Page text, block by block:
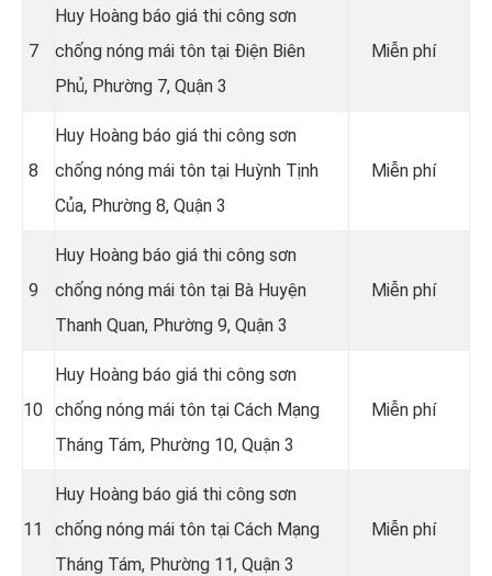
7
Huy Hoàng báo giá thi công sơn
chống nóng mái tôn tại Điện Biên
Phủ, Phường 7, Quận 3
Miễn phí
8
Huy Hoàng báo giá thi công sơn
chống nóng mái tôn tại Huỳnh Tịnh
Của, Phường 8, Quận 3
Miễn phí
9
Huy Hoàng báo giá thi công sơn
chống nóng mái tôn tại Bà Huyện
Thanh Quan, Phường 9, Quận 3
Miễn phí
10
Huy Hoàng báo giá thi công sơn
chống nóng mái tôn tại Cách Mạng
Tháng Tám, Phường 10, Quận 3
Miễn phí
11
Huy Hoàng báo giá thi công sơn
chống nóng mái tôn tại Cách Mạng
Tháng Tám, Phường 11, Quận 3
Miễn phí